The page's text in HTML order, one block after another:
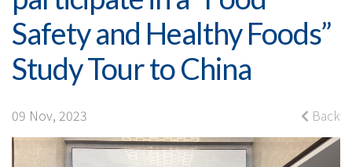
participate
in
a
“Food
Safety
Safety and Healthy Foods”
Study Tour to China
09 Nov, 2023 Back